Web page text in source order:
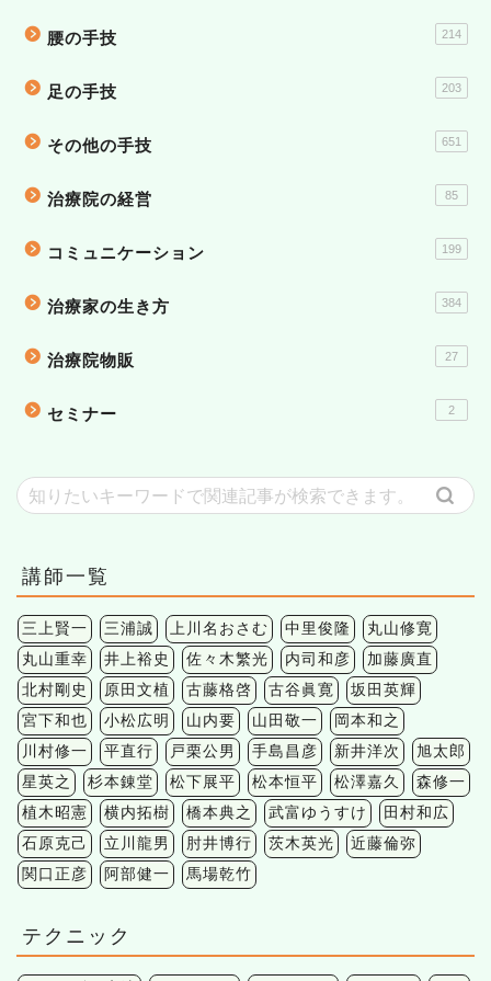
腰の手技 214
足の手技 203
その他の手技 651
治療院の経営 85
コミュニケーション 199
治療家の生き方 384
治療院物販 27
セミナー 2
講師一覧
三上賢一 三浦誠 上川名おさむ 中里俊隆
丸山修寛
丸山重幸
井上裕史 佐々木繁光 内司和彦
加藤廣直
北村剛史
原田文植 古藤格啓 古谷眞寛
坂田英輝
宮下和也
小松広明 山内要 山田敬一
岡本和之
川村修一
平直行 戸栗公男 手島昌彦 新井洋次
旭太郎
星英之
杉本錬堂 松下展平 松本恒平 松澤嘉久
森修一
植木昭憲
横内拓樹 橋本典之 武富ゆうすけ
田村和広
石原克己
立川龍男 肘井博行 茨木英光
近藤倫弥
関口正彦
阿部健一 馬場乾竹
テクニック